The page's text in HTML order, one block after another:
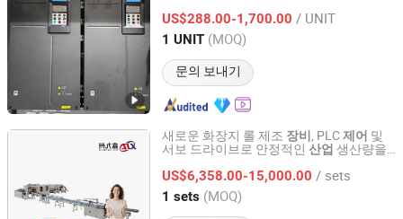
US$288.00-1,700.00 / UNIT
1 UNIT (MOQ)
문의 보내기
Fujian, China 이후 2025
새로운 화장지 롤 제조 장비 , PLC제어 및
서보 드라이브로 안정적인 산업 생산량을
US$6,358.00-15,000.00 / sets
1 sets (MOQ)
Xuchang Xinjiuzhou Intelligent Equipment Co., Ltd.
Henan, China 이후 2025